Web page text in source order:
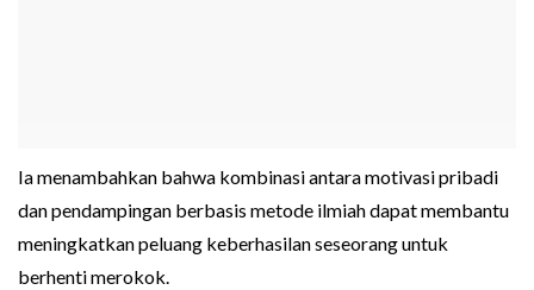
Ia menambahkan bahwa kombinasi antara motivasi pribadi
dan pendampingan berbasis metode ilmiah dapat membantu
meningkatkan peluang keberhasilan seseorang untuk
berhenti merokok.